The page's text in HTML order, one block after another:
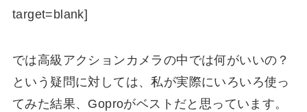
target=blank]
では高級アクションカメラの中では何がいいの？
という疑問に対しては、私が実際にいろいろ使っ
てみた結果、 Goproがベストだと思っています。